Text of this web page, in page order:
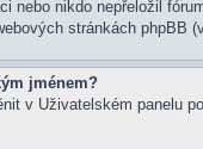
nebo nikdo nepřeložil
stránkách phpBB
jménem?
v Uživatelském panelu